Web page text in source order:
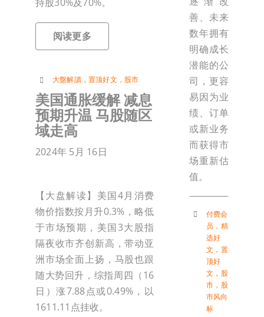
阅读更多
大盤解讀， 置顶好文 ， 股市
美国通胀缓解 减息
预期升温 马股随区
域走高
2024年 5月 16日
【大盘解读】美国4月消费
物价指数按月升0.3%，略低
于市场预期，美国3大股指
隔夜收市齐创新高，带动亚
洲市场全面上扬，马股也跟
随大势回升，综指周四（16
日）涨7.88点或0.49%，以
1611.11点挂收。
善、未来
数年拥有
明确成长
潜能的公
司，更容
易因为业
绩、订单
或新业务
而获得市
场重新估
值。
付费会
员 ， 精
选好
文 ， 置
顶好
文 ， 股
市 ， 股
市风向
标